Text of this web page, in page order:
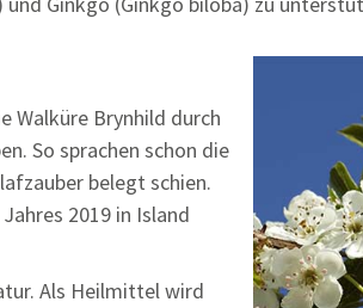
Walküre Brynhild durch
So sprachen schon die
belegt schien.
2019 in Island
Als Heilmittel wird